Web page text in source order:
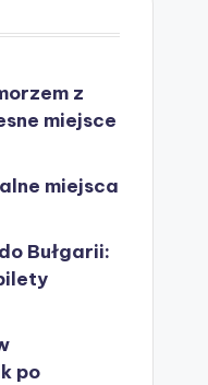
z
miejsce
miejsca
Bułgarii:
po